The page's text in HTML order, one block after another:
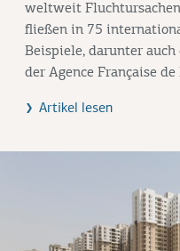
weltweit
fließen in 75
Beispiele, darunter
der Agence Française
Artikel lesen